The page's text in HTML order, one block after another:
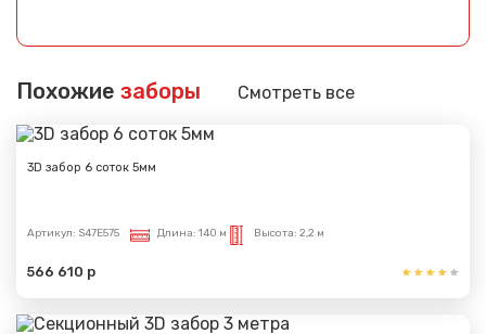
Похожие заборы Смотреть все
3D забор 6 соток 5мм
Артикул: S47E575 Длина: 140 м Высота: 2,2 м
566 610 р